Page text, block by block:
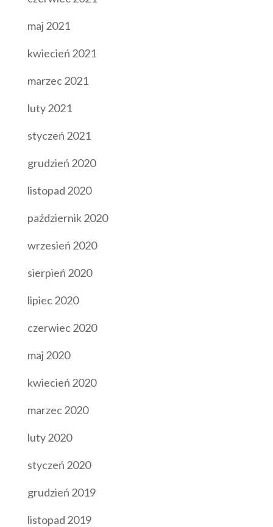
maj 2021
kwiecień 2021
marzec 2021
luty 2021
styczeń 2021
grudzień 2020
listopad 2020
październik 2020
wrzesień 2020
sierpień 2020
lipiec 2020
czerwiec 2020
maj 2020
kwiecień 2020
marzec 2020
luty 2020
styczeń 2020
grudzień 2019
listopad 2019